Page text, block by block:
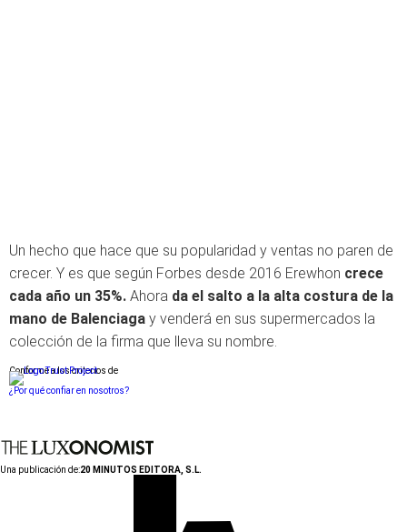
Un hecho que hace que su popularidad y ventas no paren de
crecer. Y es que según Forbes desde 2016 Erewhon crece
cada año un 35%. Ahora da el salto a la alta costura de la
mano de Balenciaga y venderá en sus supermercados la
colección de la firma que lleva su nombre.
Conforme a los criterios de
¿Por qué confiar en nosotros?
Una publicación de:20 MINUTOS EDITORA, S.L.